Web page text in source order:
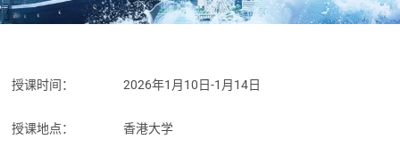
授课时间： 2026年1月10日-1月14日
授课地点： 香港大学